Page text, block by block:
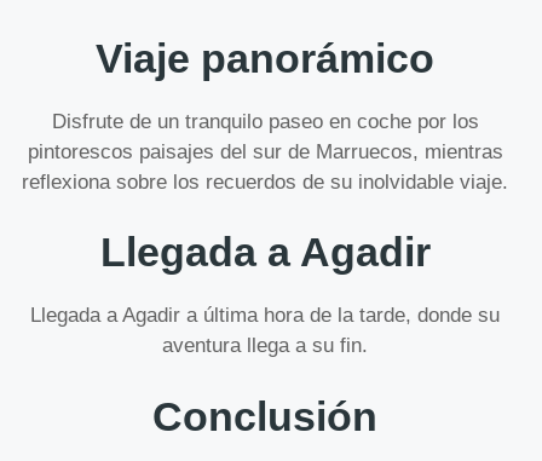
Viaje panorámico
Disfrute de un tranquilo paseo en coche por los
pintorescos paisajes del sur de Marruecos, mientras
reflexiona sobre los recuerdos de su inolvidable viaje.
Llegada a Agadir
Llegada a Agadir a última hora de la tarde, donde su
aventura llega a su fin.
Conclusión